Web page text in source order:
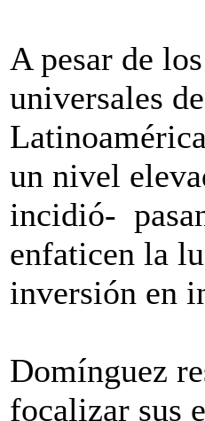
A pesar de
universales
un nivel
incidió-
enfaticen la
inversión en
Domínguez
focalizar sus